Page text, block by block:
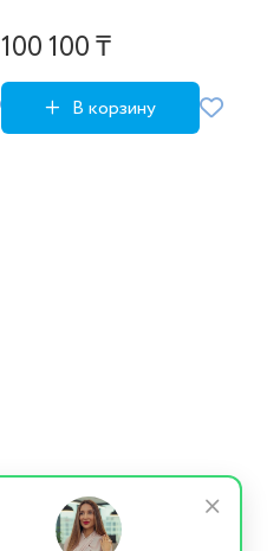
100 100 ₸
В корзину